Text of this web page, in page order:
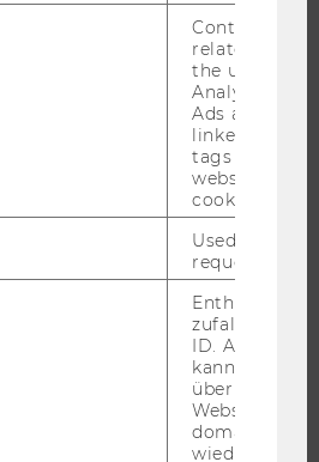
Contains
related
the user. If
Analytics and
Ads accounts
linked, the
tags on the
website read
cookie.
Used to
request rate.
Enthält eine
ID. Anhand
kann Google
über
Websites